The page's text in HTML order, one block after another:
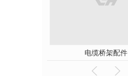
电缆桥架配件